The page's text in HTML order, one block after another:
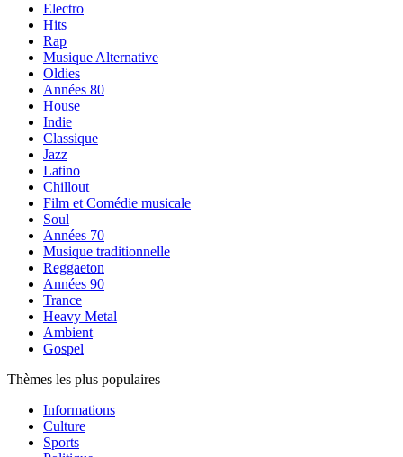
Electro
Hits
Rap
Musique Alternative
Oldies
Années 80
House
Indie
Classique
Jazz
Latino
Chillout
Film et Comédie musicale
Soul
Années 70
Musique traditionnelle
Reggaeton
Années 90
Trance
Heavy Metal
Ambient
Gospel
Thèmes les plus populaires
Informations
Culture
Sports